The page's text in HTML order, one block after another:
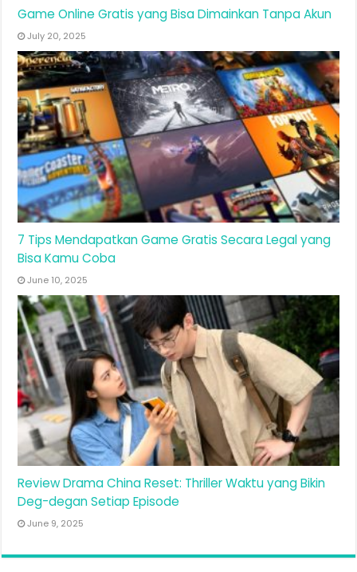
Game Online Gratis yang Bisa Dimainkan Tanpa Akun
July 20, 2025
7 Tips Mendapatkan Game Gratis Secara Legal yang
Bisa Kamu Coba
June 10, 2025
Review Drama China Reset: Thriller Waktu yang Bikin
Deg-degan Setiap Episode
June 9, 2025